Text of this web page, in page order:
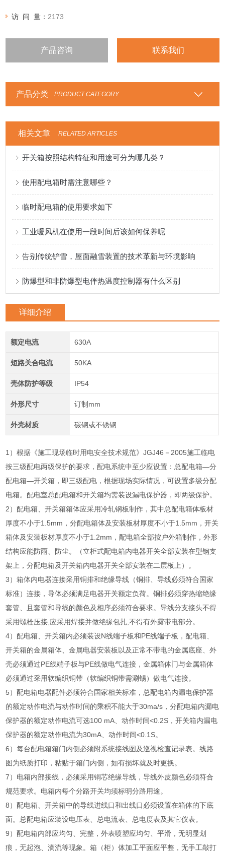
访 问 量： 2173
产品咨询 联系我们
产品分类 PRODUCT CATEGORY
相关文章 RELATED ARTICLES
开关箱按照结构特征和用途可分为哪几类？
使用配电箱时需注意哪些？
临时配电箱的使用要求如下
工业暖风机在使用一段时间后该如何保养呢
告别传统铲雪，屋面融雪装置的技术革新与环境影响
防爆型和非防爆型电伴热温度控制器有什么区别
详细介绍
额定电流 630A
短路关合电流 50KA
壳体防护等级 IP54
外形尺寸 订制mm
外壳材质 碳钢或不锈钢
1）根据《施工现场临时用电安全技术规范》JGJ46－2005施工临电
按三级配电两级保护的要求，配电系统中至少应设置：总配电箱—分
配电箱—开关箱，即三级配电，根据现场实际情况，可设置多级分配
电箱。配电室总配电箱和开关箱均需装设漏电保护器，即两级保护。
2）配电箱、开关箱箱体应采用冷轧钢板制作，其中总配电箱体板材
厚度不小于1.5mm，分配电箱体及安装板材厚度不小于1.5mm，开关
箱体及安装板材厚度不小于1.2mm，配电箱全部按户外箱制作，外形
结构应能防雨、防尘。（立柜式配电箱内电器开关全部安装在型钢支
架上，分配电箱及开关箱内电器开关全部安装在二层板上）。
3）箱体内电器连接采用铜排和绝缘导线（铜排、导线必须符合国家
标准）连接，导体必须满足电器开关额定负荷。铜排必须穿热缩绝缘
套管、且套管和导线的颜色及相序必须符合要求。导线分支接头不得
采用螺栓压接,应采用焊接并做绝缘包扎,不得有外露带电部分。
4）配电箱、开关箱内必须装设N线端子板和PE线端子板，配电箱、
开关箱的金属箱体、金属电器安装板以及正常不带电的金属底座、外
壳必须通过PE线端子板与PE线做电气连接，金属箱体门与金属箱体
必须通过采用软编织铜带（软编织铜带需涮锡）做电气连接。
5）配电箱电器配件必须符合国家相关标准，总配电箱内漏电保护器
的额定动作电流与动作时间的乘积不能大于30ma/s，分配电箱内漏电
保护器的额定动作电流可选100 mA、动作时间<0.2S，开关箱内漏电
保护器的额定动作电流为30mA、动作时间<0.1S。
6）每台配电箱箱门内侧必须附系统接线图及巡视检查记录表。线路
图为纸质打印，粘贴于箱门内侧，如有损坏就及时更换。
7）电箱内部接线，必须采用铜芯绝缘导线，导线外皮颜色必须符合
规范要求。电箱内每个分路开关均须标明分路用途。
8）配电箱、开关箱中的导线进线口和出线口必须设置在箱体的下底
面。总配电箱应装设电压表、总电流表、总电度表及其它仪表。
9）配电箱内部应均匀、完整，外表喷塑应均匀、平滑，无明显划
痕，无起泡、滴流等现象。箱（柜）体加工平面应平整，无手工敲打